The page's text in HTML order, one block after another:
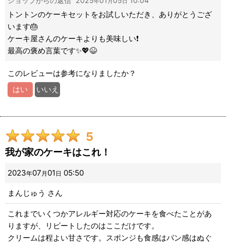
トントンのケーキセットをお試しいただき、ありがとうござ
います🎂
ケーキ屋さんのケーキよりも美味しい❗️
最高の褒め言葉です✨💖😆
このレビューは参考になりましたか？
はい
いいえ
5
我が家のケーキはこれ！
2023年07 月 01 日 05:50
まんじゅう さん
これまでいくつかアレルギー対応のケーキを食べたことがあ
りますが、リピートしたのはここだけです。
クリームは程よい甘さです。スポンジも食感はパン感はぬぐ